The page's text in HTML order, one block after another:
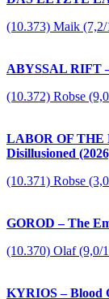
(10.373) Maik
ABYSSAL RIFT
(10.372) Robse
LABOR OF THE
Disillusioned
(10.371) Robse
GOROD – The
(10.370) Olaf (9,0/
KYRIOS – Blood